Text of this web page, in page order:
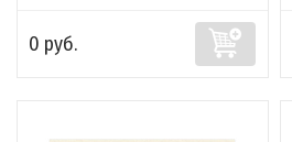
0 руб.